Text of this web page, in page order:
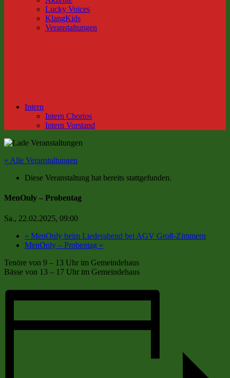
Lucky Voices
KlangKids
Veranstaltungen
Intern
Intern Chorios
Intern Vorstand
« Alle Veranstaltungen
Diese Veranstaltung hat bereits stattgefunden.
MenOnly – Probentag
Sa., 22.02.2025, 09:00
« MenOnly beim Liederabend bei AGV Groß-Zimmern
MenOnly – Probentag »
Tenöre von 9 – 13 Uhr im Gemeindehaus
Bässe von 13 – 17 Uhr im Gemeindehaus